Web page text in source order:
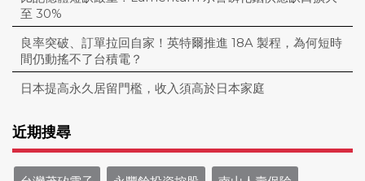
至 30%
良率突破、訂單拉回自家！英特爾推進 18A 製程，為何短時
間仍動搖不了台積電？
日本提高永久居留門檻，收入須高於日本家庭
近期搜尋